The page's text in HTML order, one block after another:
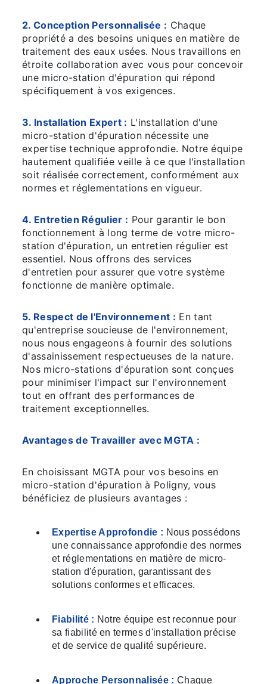
2. Conception Personnalisée : Chaque
propriété a des besoins uniques en matière de
traitement des eaux usées. Nous travaillons en
étroite collaboration avec vous pour concevoir
une micro-station d'épuration qui répond
spécifiquement à vos exigences.
3. Installation Expert : L'installation d'une
micro-station d'épuration nécessite une
expertise technique approfondie. Notre équipe
hautement qualifiée veille à ce que l'installation
soit réalisée correctement, conformément aux
normes et réglementations en vigueur.
4. Entretien Régulier : Pour garantir le bon
fonctionnement à long terme de votre micro-
station d'épuration, un entretien régulier est
essentiel. Nous offrons des services
d'entretien pour assurer que votre système
fonctionne de manière optimale.
5. Respect de l'Environnement : En tant
qu'entreprise soucieuse de l'environnement,
nous nous engageons à fournir des solutions
d'assainissement respectueuses de la nature.
Nos micro-stations d'épuration sont conçues
pour minimiser l'impact sur l'environnement
tout en offrant des performances de
traitement exceptionnelles.
Avantages de Travailler avec MGTA :
En choisissant MGTA pour vos besoins en
micro-station d'épuration à Poligny, vous
bénéficiez de plusieurs avantages :
Expertise Approfondie : Nous possédons
une connaissance approfondie des normes
et réglementations en matière de micro-
station d'épuration, garantissant des
solutions conformes et efficaces.
Fiabilité : Notre équipe est reconnue pour
sa fiabilité en termes d'installation précise
et de service de qualité supérieure.
Approche Personnalisée : Chaque